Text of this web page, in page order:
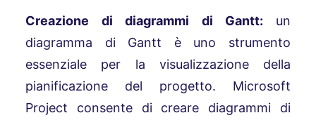
Creazione di diagrammi di Gantt: un
diagramma di Gantt è uno strumento
essenziale per la visualizzazione della
pianificazione del progetto. Microsoft
Project consente di creare diagrammi di